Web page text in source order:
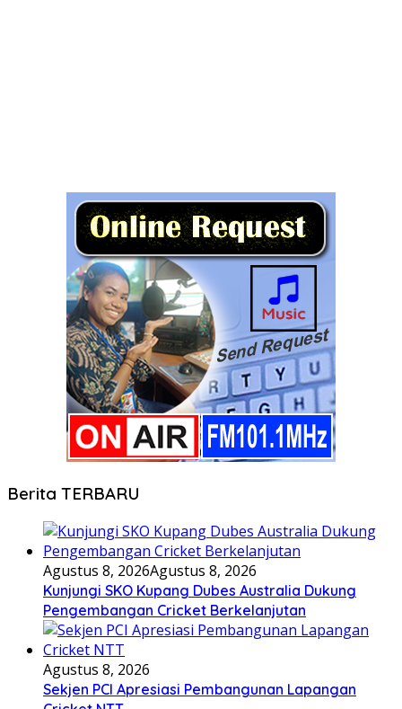
Berita TERBARU
Agustus 8, 2026Agustus 8, 2026
Kunjungi SKO Kupang Dubes Australia Dukung
Pengembangan Cricket Berkelanjutan
Agustus 8, 2026
Sekjen PCI Apresiasi Pembangunan Lapangan